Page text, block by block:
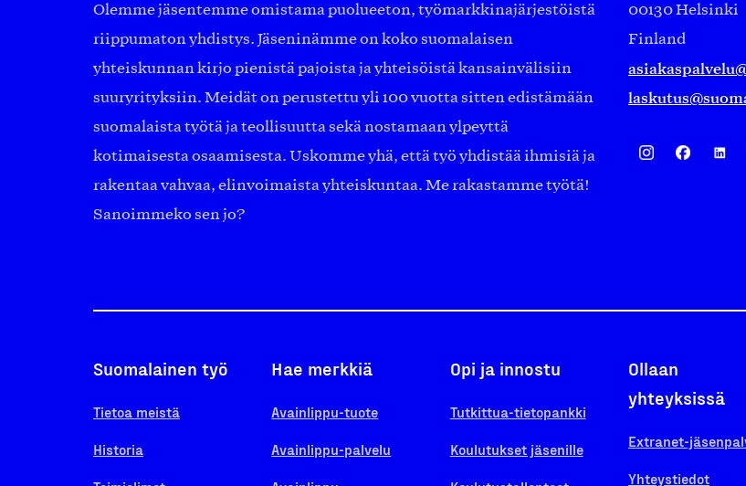
Olemme jäsentemme omistama puolueeton, työmarkkinajärjestöistä
riippumaton yhdistys. Jäseninämme on koko suomalaisen
yhteiskunnan kirjo pienistä pajoista ja yhteisöistä kansainvälisiin
suuryrityksiin. Meidät on perustettu yli 100 vuotta sitten edistämään
suomalaista työtä ja teollisuutta sekä nostamaan ylpeyttä
kotimaisesta osaamisesta. Uskomme yhä, että työ yhdistää ihmisiä ja
rakentaa vahvaa, elinvoimaista yhteiskuntaa. Me rakastamme työtä!
Sanoimmeko sen jo?
00130 Helsinki
Finland
Suomalainen työ
Tietoa meistä
Historia
Hae merkkiä
Avainlippu-tuote
Avainlippu-palvelu
Opi ja innostu
Tutkittua-tietopankki
Koulutukset jäsenille
Ollaan
yhteyksissä
Extranet-
Yhteystiedot